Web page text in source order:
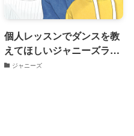
個人レッスンでダンスを教
えてほしいジャニーズラン
キング
ジャニーズ